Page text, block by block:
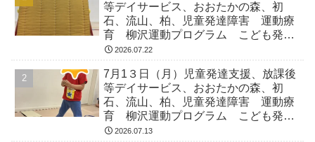
等デイサービス、おおたかの森、初
石、流山、柏、児童発達障害 運動療
育 柳沢運動プログラム こども発達
気になる 発達障害 放デイ 自閉
2026.07.22
7月1３日（月）児童発達支援、放課後
等デイサービス、おおたかの森、初
石、流山、柏、児童発達障害 運動療
育 柳沢運動プログラム こども発達
気になる 発達障害 放デイ 自閉
2026.07.13